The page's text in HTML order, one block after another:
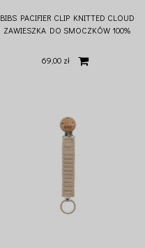
BIBS PACIFIER CLIP KNITTED CLOUD
ZAWIESZKA DO SMOCZKÓW 100%
69,00 zł